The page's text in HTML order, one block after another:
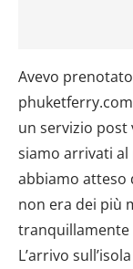
Avevo
un servizio post
siamo arrivati
abbiamo atteso
non era dei più
tranquillamente
L’arrivo